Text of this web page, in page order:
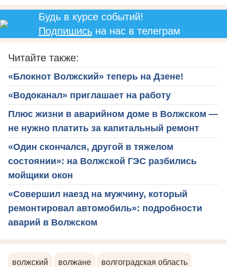
Будь в курсе событий!
Подпишисьна нас в телеграм
Читайте также:
«Блокнот Волжский» теперь на Дзене!
«Водоканал» приглашает на работу
Плюс жизни в аварийном доме в Волжском —
не нужно платить за капитальный ремонт
«Один скончался, другой в тяжелом
состоянии»: на Волжской ГЭС разбились
мойщики окон
«Совершил наезд на мужчину, который
ремонтировал автомобиль»: подробности
аварий в Волжском
волжский волжане волгоградская область